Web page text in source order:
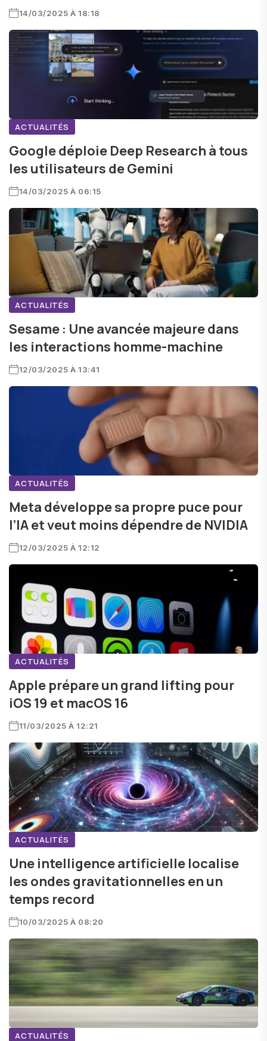
14/03/2025 À 18:18
ACTUALITÉS
Google déploie Deep Research à tous
les utilisateurs de Gemini
14/03/2025 À 06:15
ACTUALITÉS
Sesame : Une avancée majeure dans
les interactions homme-machine
12/03/2025 À 13:41
ACTUALITÉS
Meta développe sa propre puce pour
l’IA et veut moins dépendre de NVIDIA
12/03/2025 À 12:12
ACTUALITÉS
Apple prépare un grand lifting pour
iOS 19 et macOS 16
11/03/2025 À 12:21
ACTUALITÉS
Une intelligence artificielle localise
les ondes gravitationnelles en un
temps record
10/03/2025 À 08:20
ACTUALITÉS